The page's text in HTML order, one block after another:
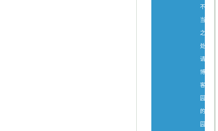
不
当
之
处，
请
博
客
园
的
园